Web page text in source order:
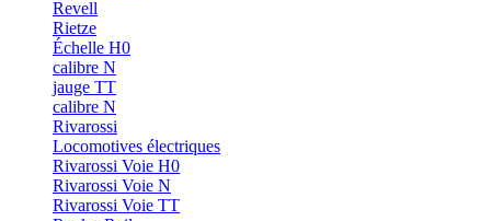
Revell
Rietze
Échelle H0
calibre N
jauge TT
calibre N
Rivarossi
Locomotives électriques
Rivarossi Voie H0
Rivarossi Voie N
Rivarossi Voie TT